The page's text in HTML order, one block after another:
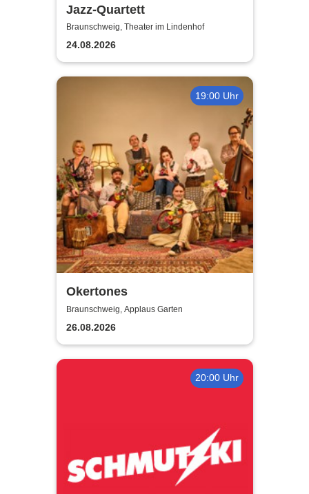
Jazz-Quartett
Braunschweig, Theater im Lindenhof
24.08.2026
19:00 Uhr
Okertones
Braunschweig, Applaus Garten
26.08.2026
20:00 Uhr